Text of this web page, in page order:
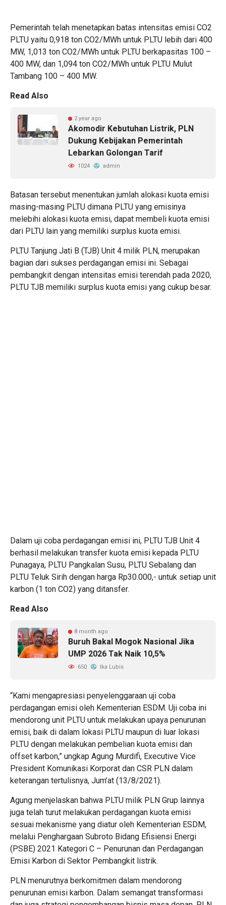
Pemerintah telah menetapkan batas intensitas emisi CO2
PLTU yaitu 0,918 ton CO2/MWh untuk PLTU lebih dari 400
MW, 1,013 ton CO2/MWh untuk PLTU berkapasitas 100 –
400 MW, dan 1,094 ton CO2/MWh untuk PLTU Mulut
Tambang 100 – 400 MW.
Read Also
2 year ago
Akomodir Kebutuhan Listrik, PLN
Dukung Kebijakan Pemerintah
Lebarkan Golongan Tarif
1024 admin
Batasan tersebut menentukan jumlah alokasi kuota emisi
masing-masing PLTU dimana PLTU yang emisinya
melebihi alokasi kuota emisi, dapat membeli kuota emisi
dari PLTU lain yang memiliki surplus kuota emisi.
PLTU Tanjung Jati B (TJB) Unit 4 milik PLN, merupakan
bagian dari sukses perdagangan emisi ini. Sebagai
pembangkit dengan intensitas emisi terendah pada 2020,
PLTU TJB memiliki surplus kuota emisi yang cukup besar.
Dalam uji coba perdagangan emisi ini, PLTU TJB Unit 4
berhasil melakukan transfer kuota emisi kepada PLTU
Punagaya, PLTU Pangkalan Susu, PLTU Sebalang dan
PLTU Teluk Sirih dengan harga Rp30.000,- untuk setiap unit
karbon (1 ton CO2) yang ditansfer.
Read Also
8 month ago
Buruh Bakal Mogok Nasional Jika
UMP 2026 Tak Naik 10,5%
650 Ika Lubis
“Kami mengapresiasi penyelenggaraan uji coba
perdagangan emisi oleh Kementerian ESDM. Uji coba ini
mendorong unit PLTU untuk melakukan upaya penurunan
emisi, baik di dalam lokasi PLTU maupun di luar lokasi
PLTU dengan melakukan pembelian kuota emisi dan
offset karbon,” ungkap Agung Murdifi, Executive Vice
President Komunikasi Korporat dan CSR PLN dalam
keterangan tertulisnya, Jum’at (13/8/2021).
Agung menjelaskan bahwa PLTU milik PLN Grup lainnya
juga telah turut melakukan perdagangan kuota emisi
sesuai mekanisme yang diatur oleh Kementerian ESDM,
melalui Penghargaan Subroto Bidang Efisiensi Energi
(PSBE) 2021 Kategori C – Penurunan dan Perdagangan
Emisi Karbon di Sektor Pembangkit listrik.
PLN menurutnya berkomitmen dalam mendorong
penurunan emisi karbon. Dalam semangat transformasi